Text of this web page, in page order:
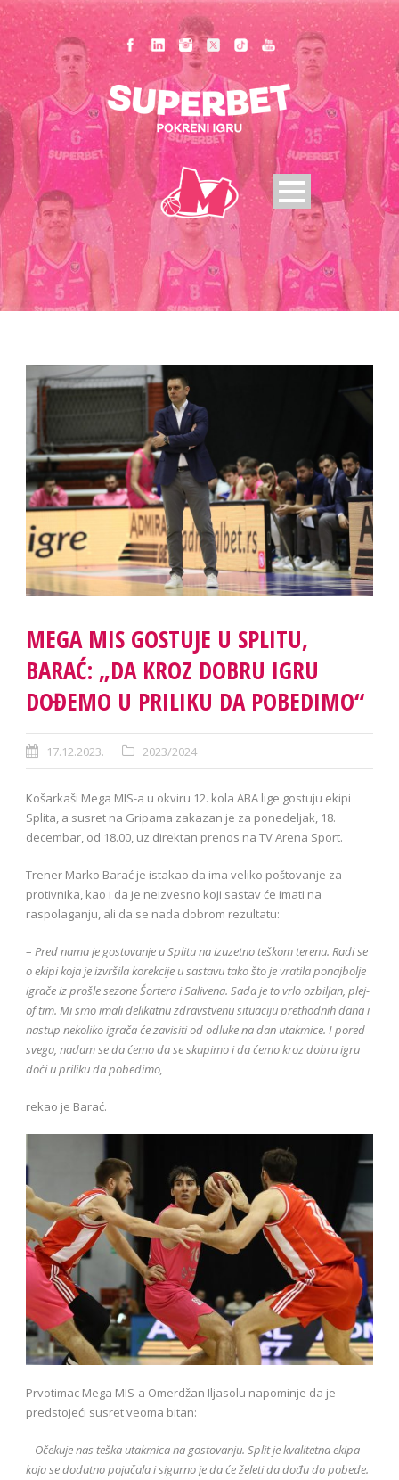
MEGA MIS GOSTUJE U SPLITU,
BARAĆ: „DA KROZ DOBRU IGRU
DOĐEMO U PRILIKU DA POBEDIMO“
17.12.2023. 2023/2024
Košarkaši Mega MIS-a u okviru 12. kola ABA lige gostuju ekipi
Splita, a susret na Gripama zakazan je za ponedeljak, 18.
decembar, od 18.00, uz direktan prenos na TV Arena Sport.
Trener Marko Barać je istakao da ima veliko poštovanje za
protivnika, kao i da je neizvesno koji sastav će imati na
raspolaganju, ali da se nada dobrom rezultatu:
– Pred nama je gostovanje u Splitu na izuzetno teškom terenu. Radi se
o ekipi koja je izvršila korekcije u sastavu tako što je vratila ponajbolje
igrače iz prošle sezone Šortera i Salivena. Sada je to vrlo ozbiljan, plej-
of tim. Mi smo imali delikatnu zdravstvenu situaciju prethodnih dana i
nastup nekoliko igrača će zavisiti od odluke na dan utakmice. I pored
svega, nadam se da ćemo da se skupimo i da ćemo kroz dobru igru
doći u priliku da pobedimo,
rekao je Barać.
Prvotimac Mega MIS-a Omerdžan Iljasolu napominje da je
predstojeći susret veoma bitan:
– Očekuje nas teška utakmica na gostovanju. Split je kvalitetna ekipa
koja se dodatno pojačala i sigurno je da će želeti da dođu do pobede.